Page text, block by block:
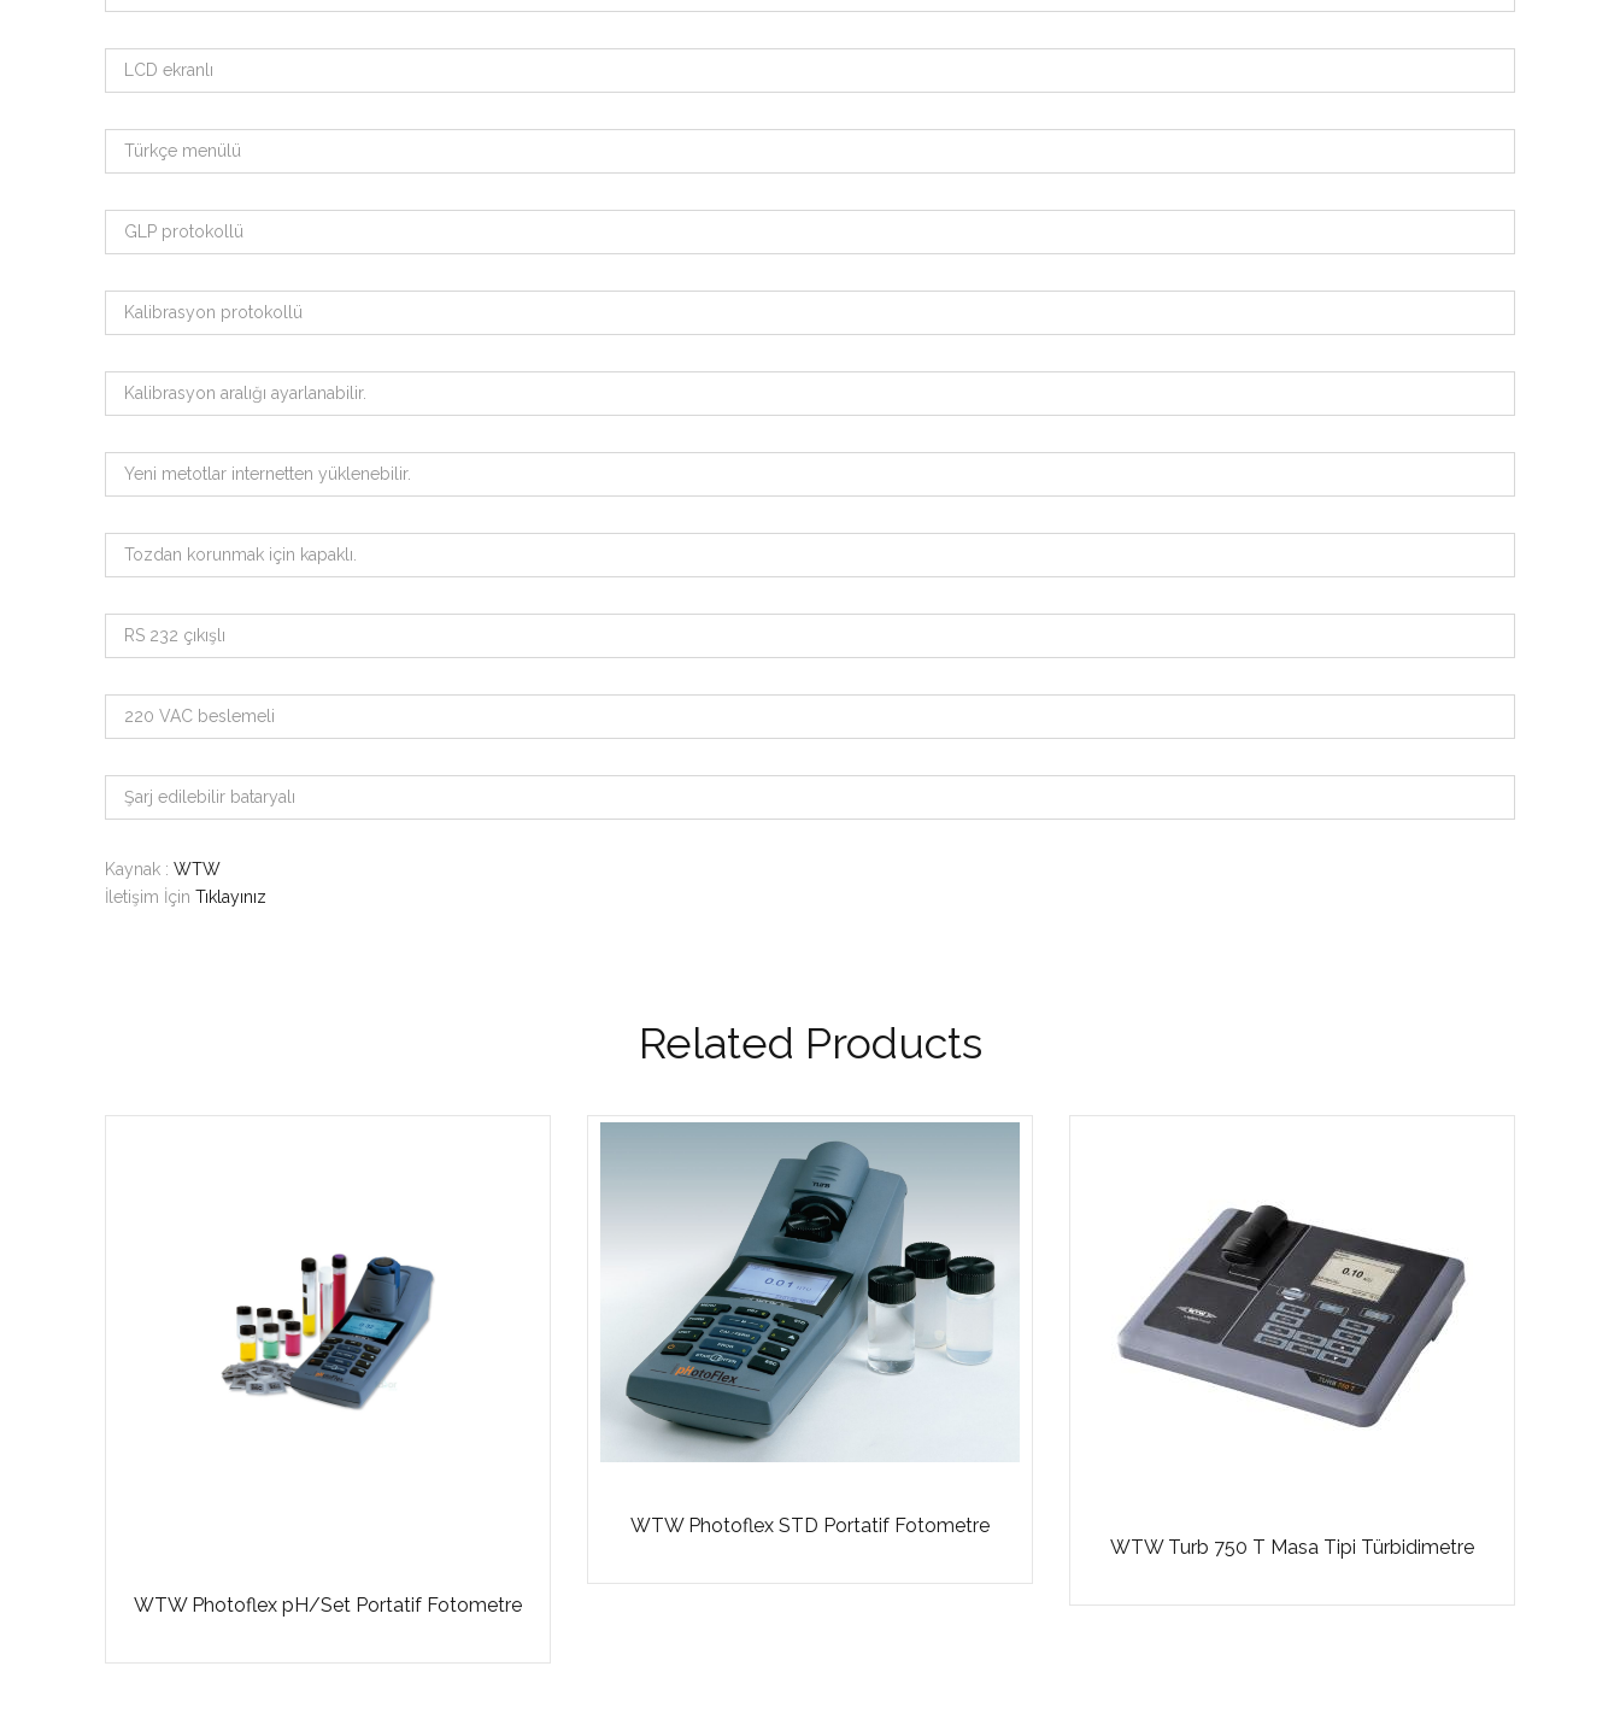
LCD ekranlı
Türkçe menülü
GLP protokollü
Kalibrasyon protokollü
Kalibrasyon aralığı ayarlanabilir.
Yeni metotlar internetten yüklenebilir.
Tozdan korunmak için kapaklı.
RS 232 çıkışlı
220 VAC beslemeli
Şarj edilebilir bataryalı
Kaynak : WTW
İletişim İçin Tıklayınız
Related Products
WTW Photoflex pH/Set Portatif Fotometre
WTW Photoflex STD Portatif Fotometre
WTW Turb 750 T Masa Tipi Türbidimetre